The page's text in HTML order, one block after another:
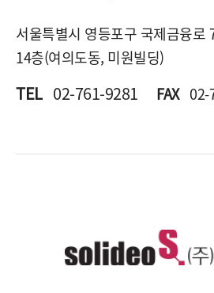
서울특별시 영등포구 국제금융로
14층(여의도동, 미원빌딩)
TEL 02-761-9281 FAX 02-